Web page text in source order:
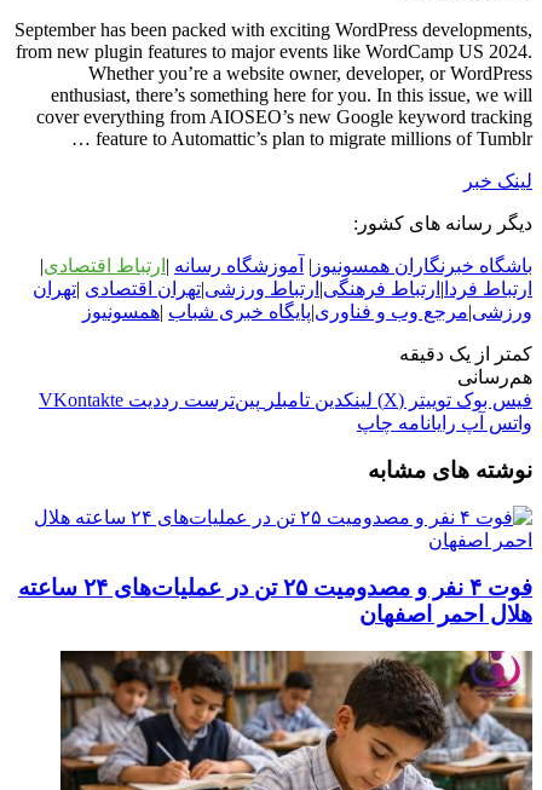
September has been packed with exciting WordPress developments,
from new plugin features to major events like WordCamp US 2024.
Whether you’re a website owner, developer, or WordPress
enthusiast, there’s something here for you. In this issue, we will
cover everything from AIOSEO’s new Google keyword tracking
feature to Automattic’s plan to migrate millions of Tumblr …
لینک خبر
دیگر رسانه های کشور:
باشگاه خبرنگاران همسونیوز | آموزشگاه رسانه | ارتباط اقتصادی|
ارتباط فردا | ارتباط فرهنگی| ارتباط ورزشی|تهران اقتصادی |تهران
ورزشی|مرجع وب و فناوری|پایگاه خبری شباب |همسونیوز
کمتر از یک دقیقه
هم‌رسانی
فیس بوک توییتر (X) لینکدین ‫تامبلر ‫پین‌ترست ‫رددیت ‫VKontakte
واتس آپ رایانامه چاپ
نوشته های مشابه
فوت ۴ نفر و مصدومیت ۲۵ تن در عملیات‌های ۲۴ ساعته
هلال احمر اصفهان